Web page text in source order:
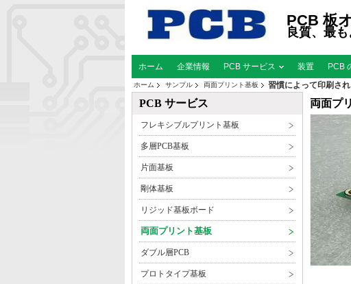
PCB 板
良質、最
ホーム 企業情報 PCB サービス 装置 PCB
ホーム サンプル 両面プリント基板 習慣によって印刷さ
PCB サービス
フレキシブルプリント基板
多層PCB基板
片面基板
剛体基板
リジッド基板ボード
両面プリント基板
ダブル層PCB
プロトタイプ基板
両面プ